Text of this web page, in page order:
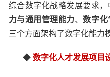
综合数字化战略发展要求，
力与通用管理能力、数字化
三个方面架构了数字化能力
◆ 数字化人才发展项目